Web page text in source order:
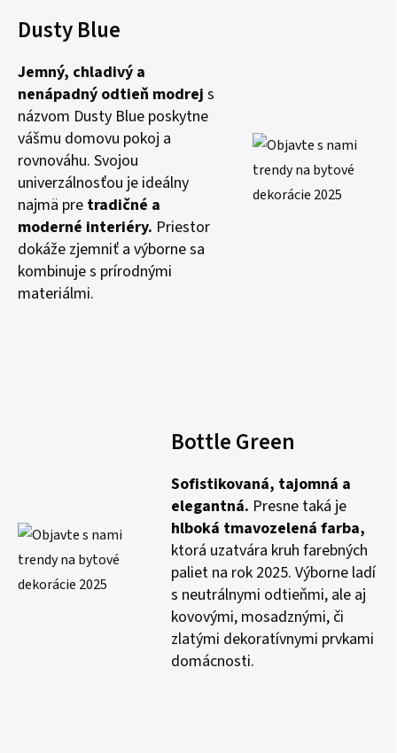
Dusty Blue
Jemný, chladivý a
nenápadný odtieň modrej s
názvom Dusty Blue poskytne
vášmu domovu pokoj a
rovnováhu. Svojou
univerzálnosťou je ideálny
najmä pre tradičné a
moderné interiéry. Priestor
dokáže zjemniť a výborne sa
kombinuje s prírodnými
materiálmi.
Bottle Green
Sofistikovaná, tajomná a
elegantná. Presne taká je
hlboká tmavozelená farba,
ktorá uzatvára kruh farebných
paliet na rok 2025. Výborne ladí
s neutrálnymi odtieňmi, ale aj
kovovými, mosadznými, či
zlatými dekoratívnymi prvkami
domácnosti.